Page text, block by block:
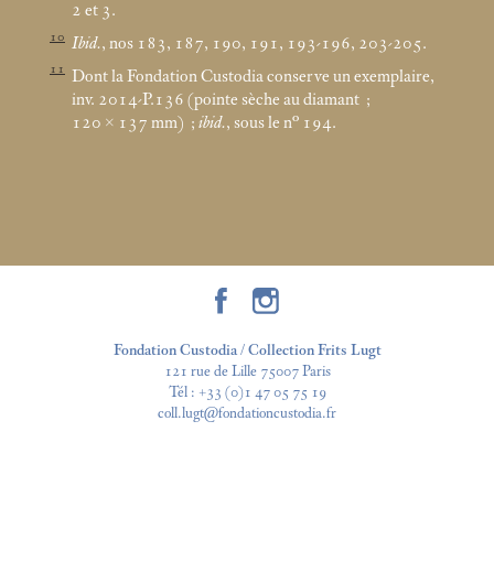
2 et 3.
10 Ibid., nos 183, 187, 190, 191, 193-196, 203-205.
11
Dont la Fondation Custodia conserve un exemplaire,
inv. 2014-P.136 (pointe sèche au diamant ;
120 × 137 mm) ; ibid., sous le n° 194.
Fondation Custodia / Collection Frits Lugt
121 rue de Lille 75007 Paris
Tél : +33 (0)1 47 05 75 19
coll.lugt@fondationcustodia.fr